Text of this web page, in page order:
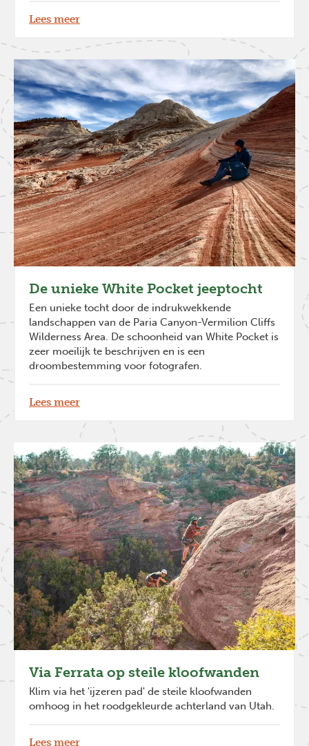
Lees meer
De unieke White Pocket jeeptocht
Een unieke tocht door de indrukwekkende
landschappen van de Paria Canyon-Vermilion Cliffs
Wilderness Area. De schoonheid van White Pocket is
zeer moeilijk te beschrijven en is een
droombestemming voor fotografen.
Lees meer
Via Ferrata op steile kloofwanden
Klim via het 'ijzeren pad' de steile kloofwanden
omhoog in het roodgekleurde achterland van Utah.
Lees meer
Previous